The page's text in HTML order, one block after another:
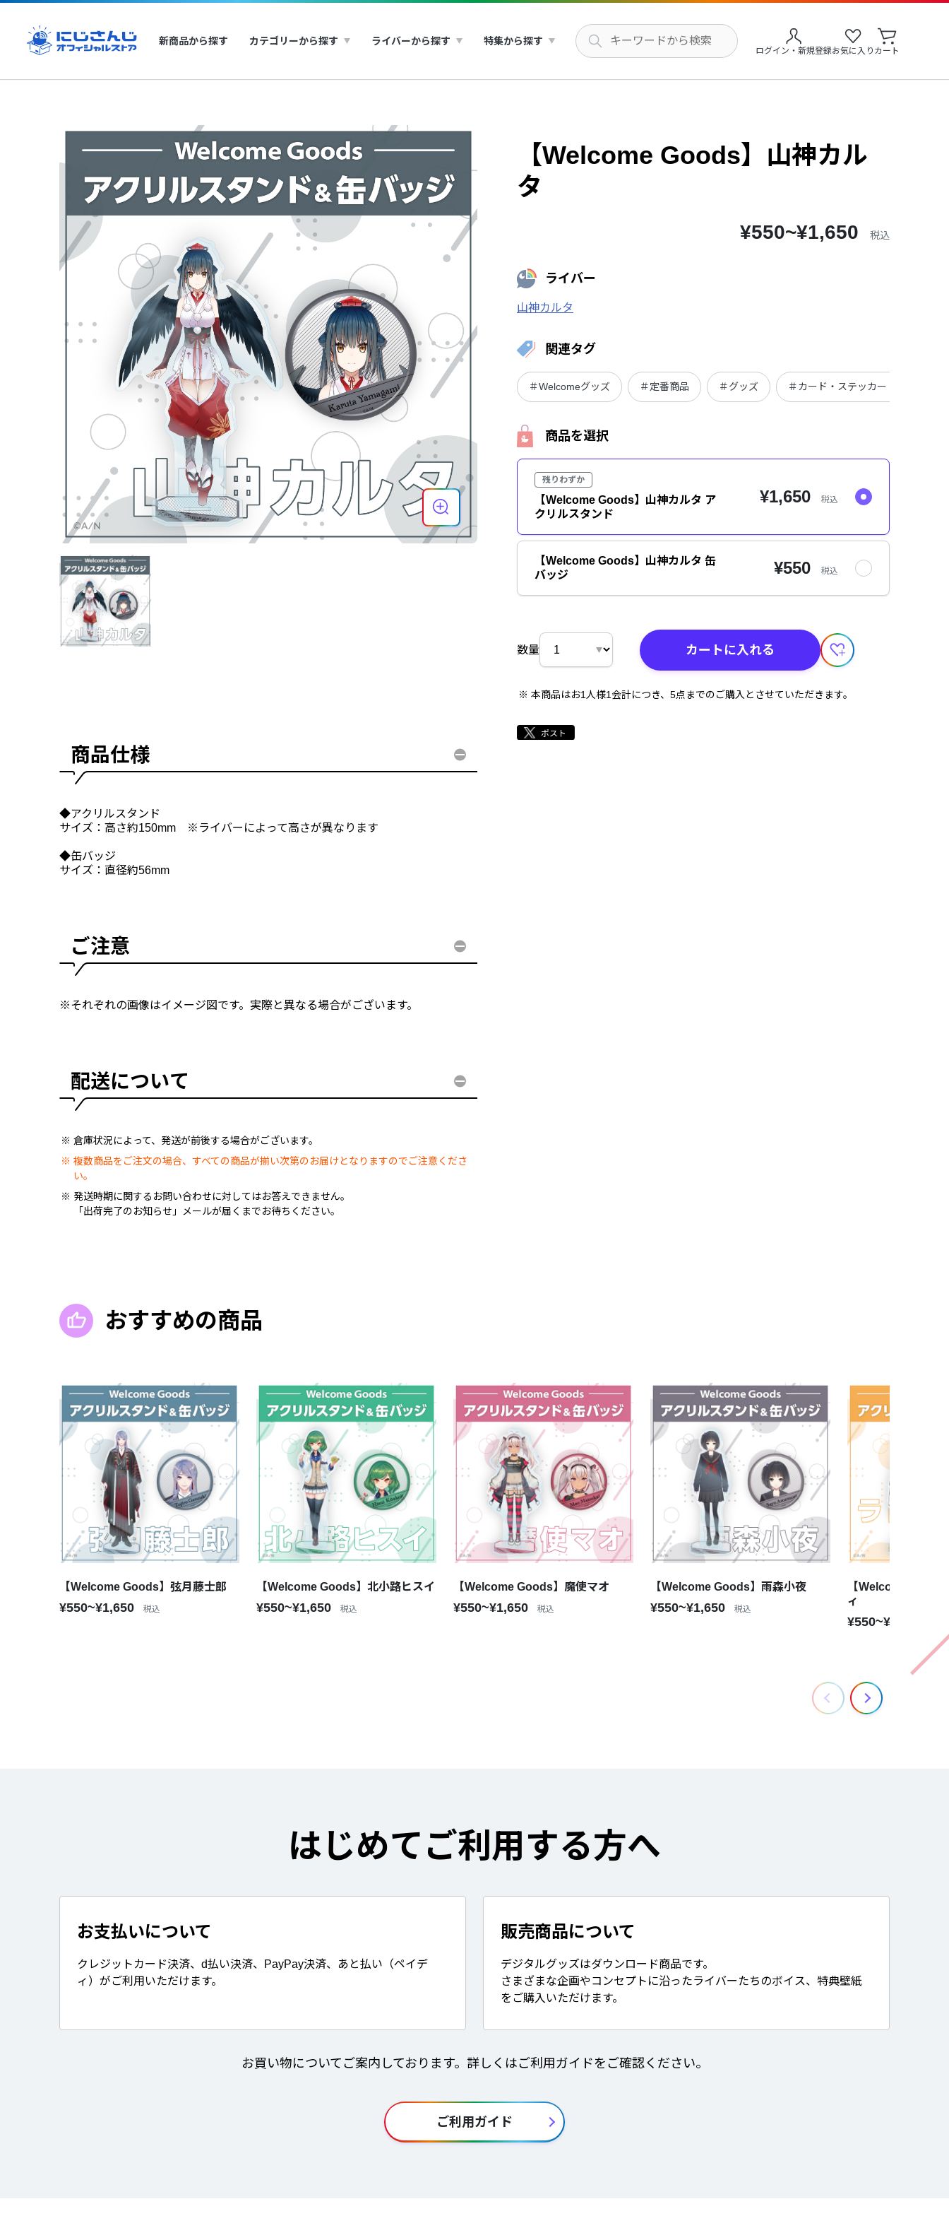
新商品から探す カテゴリーから探す ライバーから探す 特集から探す
ログイン・新規登録お気に入り カート
【Welcome Goods】山神カル
タ
¥550~¥1,650 税込
ライバー
山神カルタ
関連タグ
＃Welcomeグッズ ＃定番商品 ＃グッズ ＃カード・ステッカー・バッジ
商品を選択
残りわずか
【Welcome Goods】山神カルタ ア
クリルスタンド
¥1,650 税込
【Welcome Goods】山神カルタ 缶
バッジ
¥550 税込
数量 カートに入れる
本商品はお1人様1会計につき、5点までのご購入とさせていただきます。
商品仕様
◆アクリルスタンド
サイズ：高さ約150mm ※ライバーによって高さが異なります
◆缶バッジ
サイズ：直径約56mm
ご注意
※それぞれの画像はイメージ図です。実際と異なる場合がございます。
配送について
倉庫状況によって、発送が前後する場合がございます。
複数商品をご注文の場合、すべての商品が揃い次第のお届けとなりますのでご注意くださ
い。
発送時期に関するお問い合わせに対してはお答えできません。
「出荷完了のお知らせ」メールが届くまでお待ちください。
おすすめの商品
【Welcome Goods】弦月藤士郎
¥550~¥1,650 税込
【Welcome Goods】北小路ヒスイ
¥550~¥1,650 税込
【Welcome Goods】魔使マオ
¥550~¥1,650 税込
【Welcome Goods】雨森小夜
¥550~¥1,650 税込
【Welcome
ィ
¥550~¥1,650
はじめてご利用する方へ
お支払いについて
クレジットカード決済、d払い決済、PayPay決済、あと払い（ペイデ
ィ）がご利用いただけます。
販売商品について
デジタルグッズはダウンロード商品です。
さまざまな企画やコンセプトに沿ったライバーたちのボイス、特典壁紙
をご購入いただけます。
お買い物についてご案内しております。詳しくはご利用ガイドをご確認ください。
ご利用ガイド